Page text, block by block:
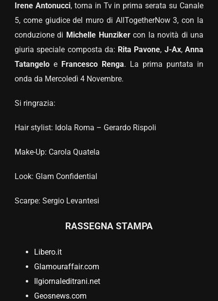
Irene Antonucci, torna in Tv in prima serata su Canale
5, come giudice del muro di AllTogetherNow 3, con la
conduzione di Michelle Hunzikercon la novità di una
giuria speciale composta da: Rita Pavone, J-Ax,Anna
Tatangeloe Francesco Renga. La prima puntata in
onda da Mercoledì 4 Novembre.
Si ringrazia:
Hair stylist: Idola Roma – Gerardo Rispoli
Make-Up: Carola Quatela
Look: Glam Confidential
Scarpe: Sergio Levantesi
RASSEGNA STAMPA
Libero.it
Glamouraffair.com
Ilgiornaleditrani.net
Geosnews.com